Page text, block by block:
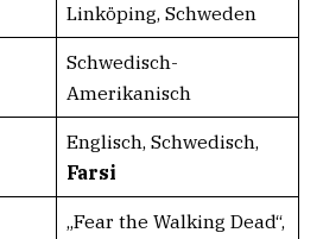
Linköping, Schweden
Schwedisch-
Amerikanisch
Englisch, Schwedisch,
Farsi
„Fear the Walking Dead“,